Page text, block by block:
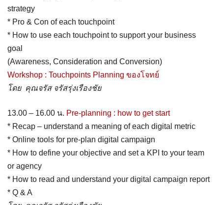
strategy
* Pro & Con of each touchpoint
* How to use each touchpoint to support your business
goal
(Awareness, Consideration and Conversion)
Workshop : Touchpoints Planning ของโจทย์
โดย คุณจรัส จรัสรุ่งเรืองชัย
13.00 – 16.00 น. Pre-planning : how to get start
* Recap – understand a meaning of each digital metric
* Online tools for pre-plan digital campaign
* How to define your objective and set a KPI to your team
or agency
* How to read and understand your digital campaign report
* Q & A